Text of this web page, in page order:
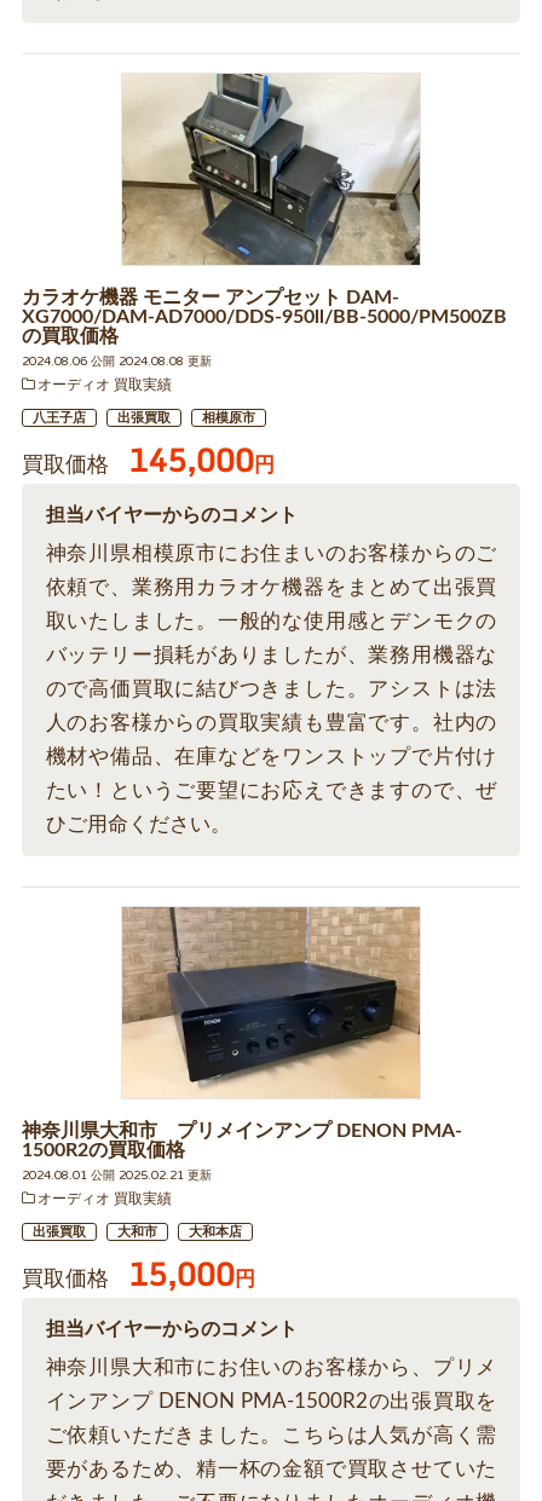
カラオケ機器 モニター アンプセット DAM-
XG7000/DAM-AD7000/DDS-950ll/BB-5000/PM500ZB
の買取価格
2024.08.06 公開 2024.08.08 更新
オーディオ 買取実績
八王子店 出張買取 相模原市
買取価格 145,000円
担当バイヤーからのコメント
神奈川県相模原市にお住まいのお客様からのご
依頼で、業務用カラオケ機器をまとめて出張買
取いたしました。一般的な使用感とデンモクの
バッテリー損耗がありましたが、業務用機器な
ので高価買取に結びつきました。アシストは法
人のお客様からの買取実績も豊富です。社内の
機材や備品、在庫などをワンストップで片付け
たい！というご要望にお応えできますので、ぜ
ひご用命ください。
神奈川県大和市 プリメインアンプ DENON PMA-
1500R2の買取価格
2024.08.01 公開 2025.02.21 更新
オーディオ 買取実績
出張買取 大和市 大和本店
買取価格 15,000円
担当バイヤーからのコメント
神奈川県大和市にお住いのお客様から、プリメ
インアンプ DENON PMA-1500R2の出張買取を
ご依頼いただきました。こちらは人気が高く需
要があるため、精一杯の金額で買取させていた